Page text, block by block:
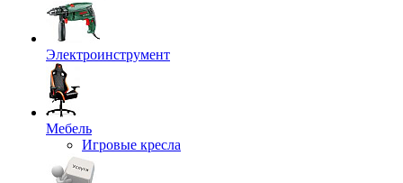
Электроинструмент
Мебель
Игровые кресла